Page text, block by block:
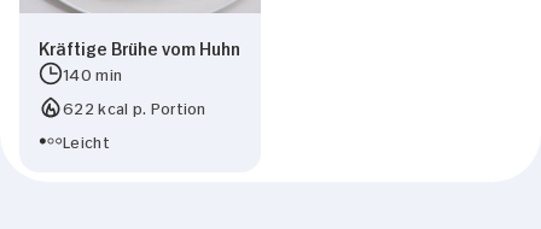
Kräftige Brühe vom Huhn
140 min
622 kcal p. Portion
Leicht